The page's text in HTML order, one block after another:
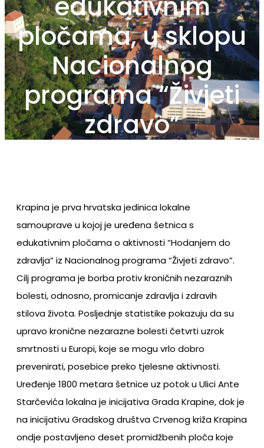
pločama, u sklopu
Nacionalnog
programa “Živjeti
zdravo”
Krapina je prva hrvatska jedinica lokalne
samouprave u kojoj je uređena šetnica s
edukativnim pločama o aktivnosti “Hodanjem do
zdravlja” iz Nacionalnog programa “Živjeti zdravo”.
Cilj programa je borba protiv kroničnih nezaraznih
bolesti, odnosno, promicanje zdravlja i zdravih
stilova života. Posljednje statistike pokazuju da su
upravo kronične nezarazne bolesti četvrti uzrok
smrtnosti u Europi, koje se mogu vrlo dobro
prevenirati, posebice preko tjelesne aktivnosti.
Uređenje 1800 metara šetnice uz potok u Ulici Ante
Starčevića lokalna je inicijativa Grada Krapine, dok je
na inicijativu Gradskog društva Crvenog križa Krapina
ondje postavljeno deset promidžbenih ploča koje